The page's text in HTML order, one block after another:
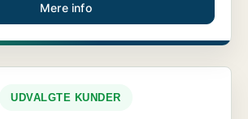
Mere info
UDVALGTE KUNDER